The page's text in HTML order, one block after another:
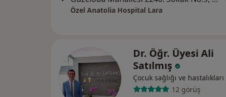
Özel Anatolia Hospital Lara
Dr. Öğr. Üyesi Ali
Satılmış
Çocuk sağlığı ve hastalıkları
12 görüş